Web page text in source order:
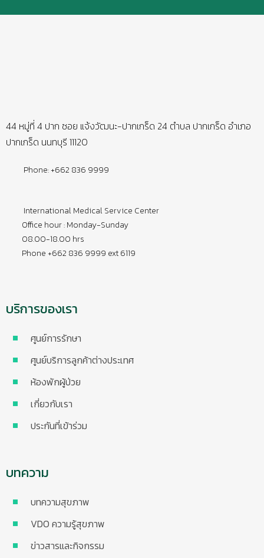
44 หมู่ที่ 4 ปาก ซอย แจ้งวัฒนะ-ปากเกร็ด 24 ตำบล ปากเกร็ด อำเภอ
ปากเกร็ด นนทบุรี 11120
Phone: +662 836 9999
International Medical Service Center
Office hour : Monday-Sunday
08.00-18.00 hrs
Phone +662 836 9999 ext 6119
บริการของเรา
ศูนย์การรักษา
ศูนย์บริการลูกค้าต่างประเทศ
ห้องพักผู้ป่วย
เกี่ยวกับเรา
ประกันที่เข้าร่วม
บทความ
บทความสุขภาพ
VDO ความรู้สุขภาพ
ข่าวสารและกิจกรรม